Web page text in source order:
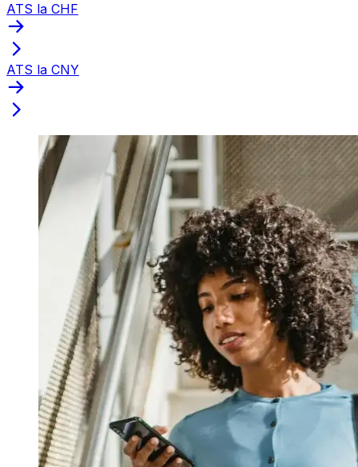
ATS la CHF
ATS la CNY